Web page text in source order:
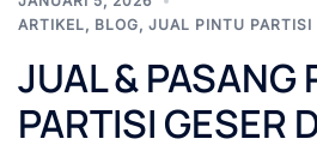
ARTIKEL, BLOG, JUAL PINTU PARTISI
JUAL & PASANG
PARTISI GESER